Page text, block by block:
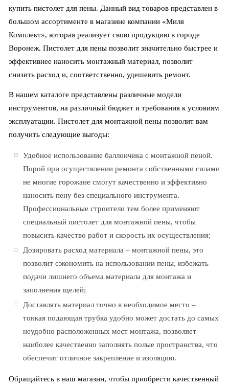
купить пистолет для пены. Данный вид товаров представлен в
большом ассортименте в магазине компании «Миля
Комплект», которая реализует свою продукцию в городе
Воронеж. Пистолет для пены позволит значительно быстрее и
эффективнее наносить монтажный материал, позволит
снизить расход и, соответственно, удешевить ремонт.
В нашем каталоге представлены различные модели
инструментов, на различный бюджет и требования к условиям
эксплуатации. Пистолет для монтажной пены позволит вам
получить следующие выгоды:
Удобное использование баллончика с монтажной пеной.
Порой при осуществлении ремонта собственными силами
не многие горожане смогут качественно и эффективно
наносить пену без специального инструмента.
Профессиональные строители тем более применяют
специальный пистолет для монтажной пены, чтобы
повысить качество работ и скорость их осуществления;
Дозировать расход материала – монтажной пены, это
позволит сэкономить на использовании пены, избежать
подачи лишнего объема материала для монтажа и
заполнения щелей;
Доставлять материал точно в необходимое место –
тонкая подающая трубка удобно может достать до самых
неудобно расположенных мест монтажа, позволяет
наиболее качественно заполнять полые пространства, что
обеспечит отличное закрепление и изоляцию.
Обращайтесь в наш магазин, чтобы приобрести качественный